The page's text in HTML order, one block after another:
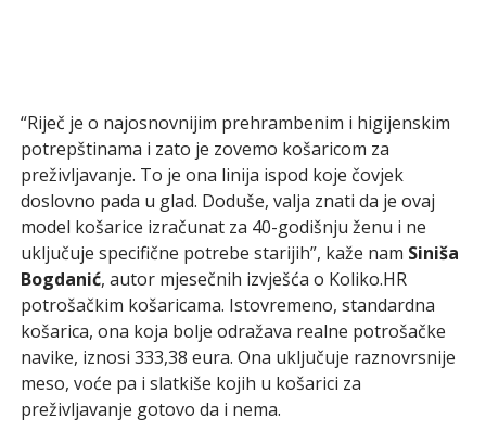
“Riječ je o najosnovnijim prehrambenim i higijenskim
potrepštinama i zato je zovemo košaricom za
preživljavanje. To je ona linija ispod koje čovjek
doslovno pada u glad. Doduše, valja znati da je ovaj
model košarice izračunat za 40-godišnju ženu i ne
uključuje specifične potrebe starijih”, kaže nam Siniša
Bogdanić, autor mjesečnih izvješća o Koliko.HR
potrošačkim košaricama. Istovremeno, standardna
košarica, ona koja bolje odražava realne potrošačke
navike, iznosi 333,38 eura. Ona uključuje raznovrsnije
meso, voće pa i slatkiše kojih u košarici za
preživljavanje gotovo da i nema.